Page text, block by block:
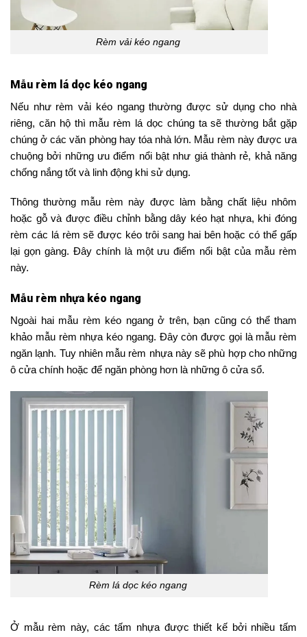
Rèm vải kéo ngang
Mẫu rèm lá dọc kéo ngang
Nếu như rèm vải kéo ngang thường được sử dụng cho nhà
riêng, căn hộ thì mẫu rèm lá dọc chúng ta sẽ thường bắt gặp
chúng ở các văn phòng hay tóa nhà lớn. Mẫu rèm này được ưa
chuộng bởi những ưu điểm nổi bật như giá thành rẻ, khả năng
chống nắng tốt và linh động khi sử dụng.
Thông thường mẫu rèm này được làm bằng chất liệu nhôm
hoặc gỗ và được điều chỉnh bằng dây kéo hạt nhựa, khi đóng
rèm các lá rèm sẽ được kéo trôi sang hai bên hoặc có thể gấp
lại gọn gàng. Đây chính là một ưu điểm nổi bật của mẫu rèm
này.
Mẫu rèm nhựa kéo ngang
Ngoài hai mẫu rèm kéo ngang ở trên, bạn cũng có thể tham
khảo mẫu rèm nhựa kéo ngang. Đây còn được gọi là mẫu rèm
ngăn lạnh. Tuy nhiên mẫu rèm nhựa này sẽ phù hợp cho những
ô cửa chính hoặc để ngăn phòng hơn là những ô cửa sổ.
Rèm lá dọc kéo ngang
Ở mẫu rèm này, các tấm nhựa được thiết kế bởi nhiều tấm